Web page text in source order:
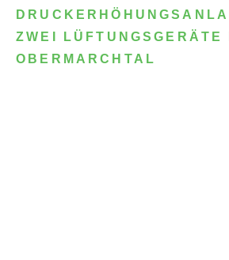
ZWEI LÜFTUNGSGERÄTE
OBERMARCHTAL